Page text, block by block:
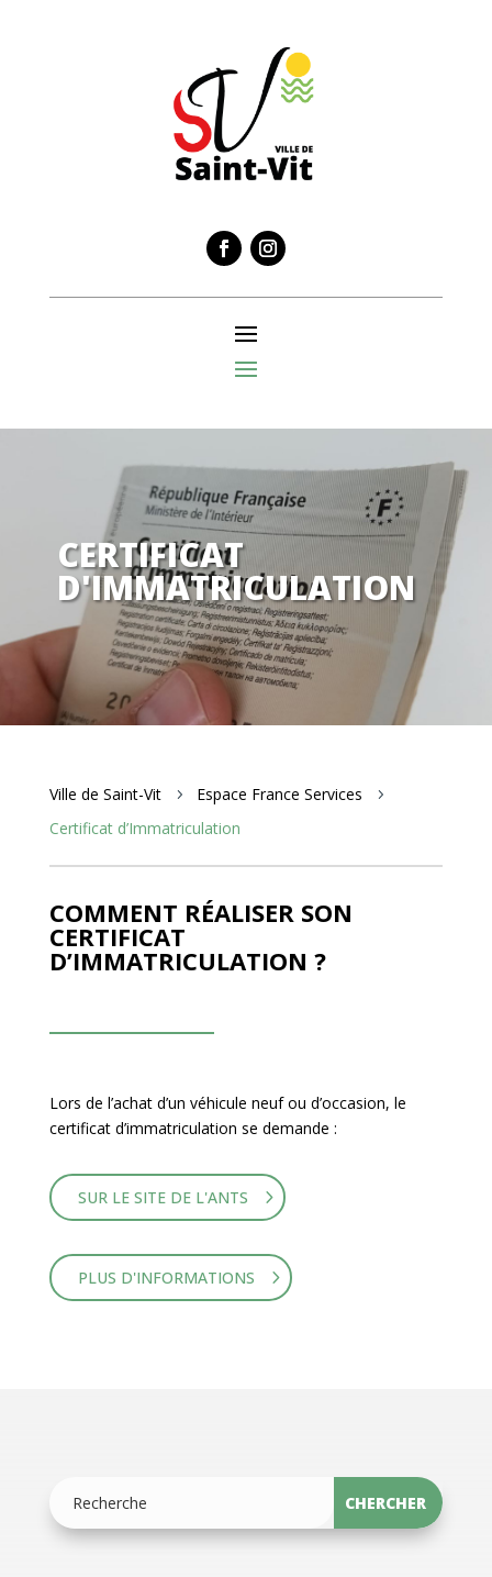
CERTIFICAT
D'IMMATRICULATION
Ville de Saint-Vit 5 Espace France Services 5
Certificat d’Immatriculation
COMMENT RÉALISER SON
CERTIFICAT
D’IMMATRICULATION ?
Lors de l’achat d’un véhicule neuf ou d’occasion, le
certificat d’immatriculation se demande :
SUR LE SITE DE L'ANTS
PLUS D'INFORMATIONS